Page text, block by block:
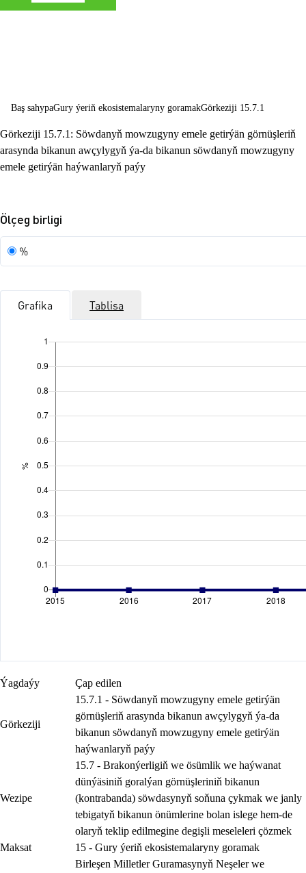
hem-de
köpdürlüligiň
ýitmegini bes
Baş sahypaGury ýeriň ekosistemalaryny goramakGörkeziji 15.7.1
Görkeziji 15.7.1: Söwdanyň mowzugyny emele getirýän görnüşleriň
arasynda bikanun awçylygyň ýa-da bikanun söwdanyň mowzugyny
emele getirýän haýwanlaryň paýy
Ýagdaýy Çap edilen
Görkeziji
15.7.1 - Söwdanyň mowzugyny emele getirýän
görnüşleriň arasynda bikanun awçylygyň ýa-da
bikanun söwdanyň mowzugyny emele getirýän
haýwanlaryň paýy
Wezipe
15.7 - Brakonýerligiň we ösümlik we haýwanat
dünýäsiniň goralýan görnüşleriniň bikanun
(kontrabanda) söwdasynyň soňuna çykmak we janly
tebigatyň bikanun önümlerine bolan islege hem-de
olaryň teklip edilmegine degişli meseleleri çözmek
Maksat
15 - Gury ýeriň ekosistemalaryny goramak
Birleşen Milletler Guramasynyň Neşeler we